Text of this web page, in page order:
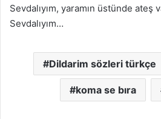
Sevdalıyım, yaramın üstünde ateş
Sevdalıyım…
Dildarim sözleri türkçe
koma se bıra